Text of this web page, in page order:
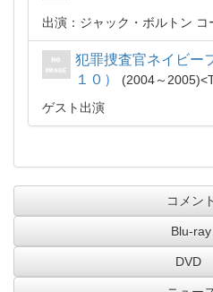
出演：ジャック・ボルトン コ
犯罪捜査官ネイビ
１０）
2004～2005
ゲスト出演
コメント
Blu-ray
DVD